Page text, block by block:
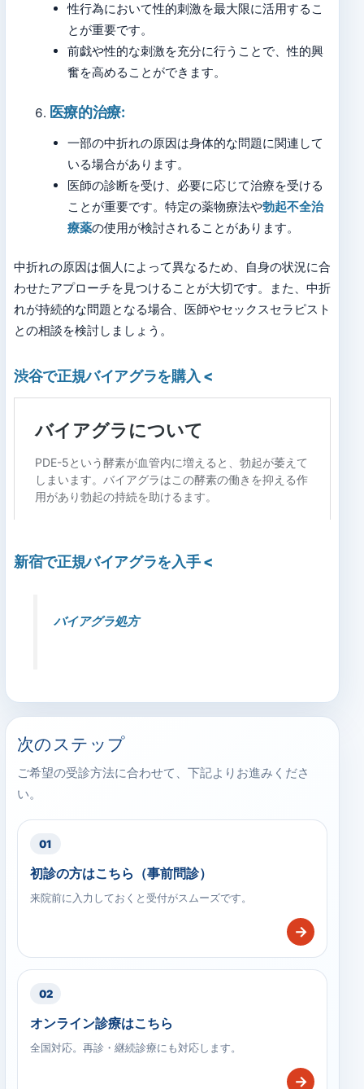
性行為において性的刺激を最大限に活用するこ
とが重要です。
前戯や性的な刺激を充分に行うことで、性的興
奮を高めることができます。
医療的治療:
一部の中折れの原因は身体的な問題に関連して
いる場合があります。
医師の診断を受け、必要に応じて治療を受ける
ことが重要です。特定の薬物療法や勃起不全治
療薬の使用が検討されることがあります。
中折れの原因は個人によって異なるため、自身の状況に合
わせたアプローチを見つけることが大切です。また、中折
れが持続的な問題となる場合、医師やセックスセラピスト
との相談を検討しましょう。
渋谷で正規バイアグラを購入 <
新宿で正規バイアグラを入手<
バイアグラ処方
次のステップ
ご希望の受診方法に合わせて、下記よりお進みくださ
い。
01
初診の方はこちら（事前問診）
来院前に入力しておくと受付がスムーズです。
→
02
オンライン診療はこちら
全国対応。再診・継続診療にも対応します。
→